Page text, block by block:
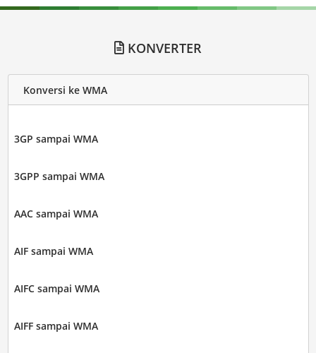
KONVERTER
Konversi ke WMA
3GP sampai WMA
3GPP sampai WMA
AAC sampai WMA
AIF sampai WMA
AIFC sampai WMA
AIFF sampai WMA